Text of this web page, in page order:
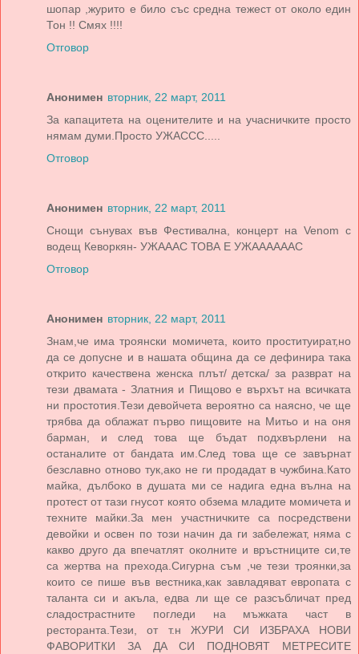
шопар ,журито е било със средна тежест от около един
Тон !! Смях !!!!
Отговор
Анонимен вторник, 22 март, 2011
За капацитета на оценителите и на учасничките просто
нямам думи.Просто УЖАССС.....
Отговор
Анонимен вторник, 22 март, 2011
Снощи сънувах във Фестивална, концерт на Venom с
водещ Кеворкян- УЖАААС ТОВА Е УЖААААААС
Отговор
Анонимен вторник, 22 март, 2011
Знам,че има троянски момичета, които проституират,но
да се допусне и в нашата община да се дефинира така
открито качествена женска плът/ детска/ за разврат на
тези двамата - Златния и Пищово е върхът на всичката
ни простотия.Тези девойчета вероятно са наясно, че ще
трябва да облажат първо пищовите на Митьо и на оня
барман, и след това ще бъдат подхвърлени на
останалите от бандата им.След това ще се завърнат
безславно отново тук,ако не ги продадат в чужбина.Като
майка, дълбоко в душата ми се надига една вълна на
протест от тази гнусот която обзема младите момичета и
техните майки.За мен участничките са посредствени
девойки и освен по този начин да ги забележат, няма с
какво друго да впечатлят околните и връстниците си,те
са жертва на прехода.Сигурна съм ,че тези троянки,за
които се пише във вестника,как завладяват европата с
таланта си и акъла, едва ли ще се разсъбличат пред
сладострастните погледи на мъжката част в
ресторанта.Тези, от т.н ЖУРИ СИ ИЗБРАХА НОВИ
ФАВОРИТКИ ЗА ДА СИ ПОДНОВЯТ МЕТРЕСИТЕ